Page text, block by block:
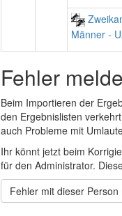
Männer -
Fehler
Beim Importieren der
den Ergebnislisten
auch Probleme mit
Ihr könnt jetzt beim
für den Administrator.
Fehler mit dieser Person